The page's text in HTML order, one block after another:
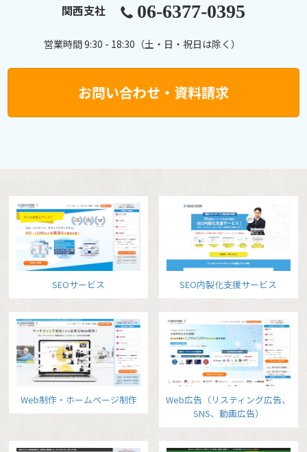
関西支社 06-6377-0395
営業時間 9:30 - 18:30（土・日・祝日は除く）
お問い合わせ・資料請求
SEOサービス SEO内製化支援サービス
Web制作・ホームページ制作
Web広告（リスティング広告、
SNS、動画広告）